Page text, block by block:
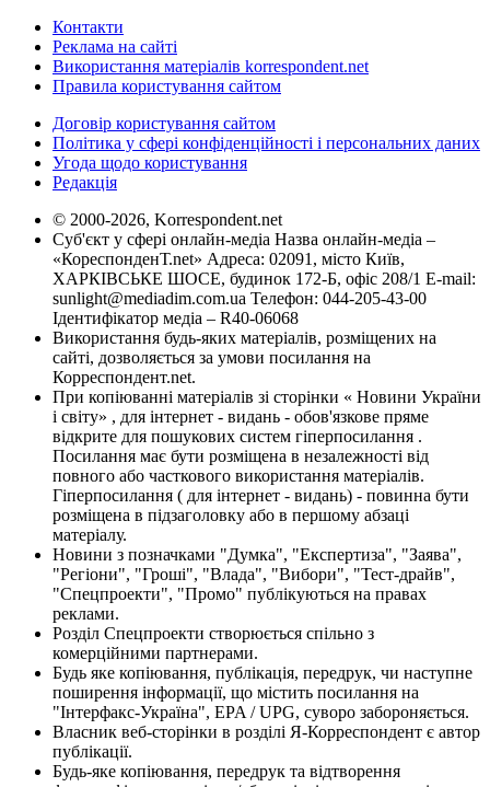
Контакти
Реклама на сайті
Використання матеріалів korrespondent.net
Правила користування сайтом
Договір користування сайтом
Політика у сфері конфіденційності і персональних даних
Угода щодо користування
Редакція
© 2000-2026, Korrespondent.net
Суб'єкт у сфері онлайн-медіа Назва онлайн-медіа –
«КореспонденТ.net» Адреса: 02091, місто Київ,
ХАРКІВСЬКЕ ШОСЕ, будинок 172-Б, офіс 208/1 E-mail:
sunlight@mediadim.com.ua Телефон: 044-205-43-00
Ідентифікатор медіа – R40-06068
Використання будь-яких матеріалів, розміщених на
сайті, дозволяється за умови посилання на
Корреспондент.net.
При копіюванні матеріалів зі сторінки « Новини України
і світу» , для інтернет - видань - обов'язкове пряме
відкрите для пошукових систем гіперпосилання .
Посилання має бути розміщена в незалежності від
повного або часткового використання матеріалів.
Гіперпосилання ( для інтернет - видань) - повинна бути
розміщена в підзаголовку або в першому абзаці
матеріалу.
Новини з позначками "Думка", "Експертиза", "Заява",
"Регіони", "Гроші", "Влада", "Вибори", "Тест-драйв",
"Спецпроекти", "Промо" публікуються на правах
реклами.
Розділ Спецпроекти створюється спільно з
комерційними партнерами.
Будь яке копіювання, публікація, передрук, чи наступне
поширення інформації, що містить посилання на
"Інтерфакс-Україна", EPA / UPG, суворо забороняється.
Власник веб-сторінки в розділі Я-Корреспондент є автор
публікації.
Будь-яке копіювання, передрук та відтворення